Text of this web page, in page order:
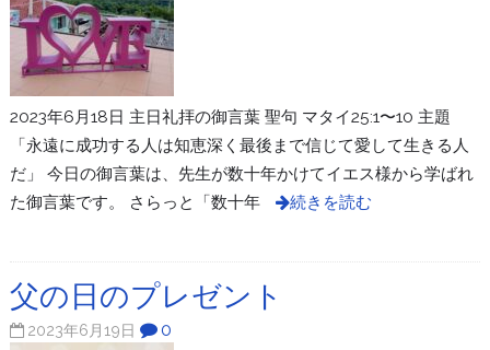
2023年6月18日 主日礼拝の御言葉 聖句 マタイ25:1〜10 主題
「永遠に成功する人は知恵深く最後まで信じて愛して生きる人
だ」 今日の御言葉は、先生が数十年かけてイエス様から学ばれ
た御言葉です。 さらっと「数十年
続きを読む
父の日のプレゼント
2023年6月19日 0